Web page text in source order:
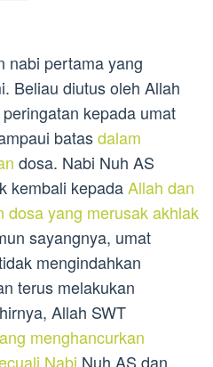
nabi pertama yang
Beliau diutus oleh Allah
kepada umat
batasdalam
dosa. Nabi Nuh AS
kembali kepadaAllah dan
dosa yang merusak akhlak
sayangnya, umat
mengindahkan
terus melakukan
Allah SWT
menghancurkan
Nabi Nuh AS dan